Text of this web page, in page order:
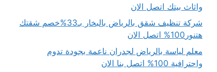
واثاث بيتك اتصل الان
شركة تنظيف شقق بالرياض بالبخار بـ33%خصم شقتك
هتنور100% اتصل الان
معلم لياسة بالرياض لجدران ناعمة بجودة تدوم
واحترافية 100% اتصل بنا الان